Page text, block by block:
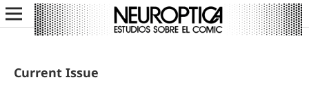
Current Issue